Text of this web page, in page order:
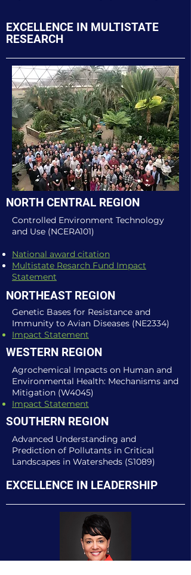
EXCELLENCE IN MULTISTATE
RESEARCH
NORTH CENTRAL REGION
Controlled Environment Technology
and Use (NCERA101)
National award citation
Multistate Resarch Fund Impact
Statement
NORTHEAST REGION
Genetic Bases for Resistance and
Immunity to Avian Diseases (NE2334)
Impact Statement
WESTERN REGION
Agrochemical Impacts on Human and
Environmental Health: Mechanisms and
Mitigation (W4045)
Impact Statement​
SOUTHERN REGION
Advanced Understanding and
Prediction of Pollutants in Critical
Landscapes in Watersheds (S1089)
EXCELLENCE IN LEADERSHIP